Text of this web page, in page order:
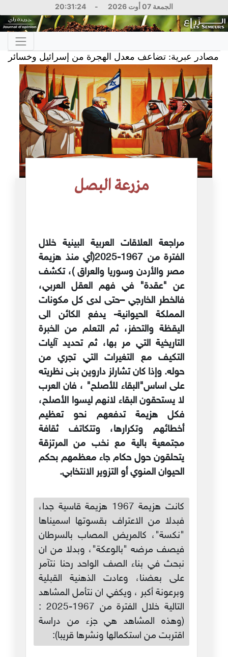
الجمعة 07 أوت 2026 -
20:31:25
عبرية: تضاعف معدل الهجرة من إسرائيل وخسائر بمئات
مزرعة البصل
مراجعة العلاقات العربية البينية خلال
الفترة من 1967-2025(أي منذ هزيمة
مصر والأردن وسوريا والعراق )، تكشف
عن "عقدة" في فهم العقل العربي،
فالخطر الخارجي –حتى لدى كل مكونات
المملكة الحيوانية- يدفع الكائن الى
اليقظة والتحفز، ثم التعلم من الخبرة
التاريخية التي مر بها، ثم تحديد آليات
التكيف مع التغيرات التي تجري من
حوله. وإذا كان تشارلز داروين بنى نظريته
على اساس"البقاء للأصلح" ، فان العرب
لا يستحقون البقاء لانهم ليسوا الأصلح،
فكل هزيمة تدفعهم نحو تعظيم
أخطائهم وتكرارها، وتتكاتف ثقافة
مجتمعية بالية مع نخب من المرتزقة
يتحلقون حول حكام جاء معظمهم بحكم
الحيوان المنوي أو التزوير الانتخابي.
كانت هزيمة 1967 هزيمة قاسية جدا،
فبدلا من الاعتراف بقسوتها اسميناها
"نكسة"، كالمريض المصاب بالسرطان
فيصف مرضه "بالوعكة"، وبدلا من ان
نبحث في بناء الصف الواحد رحنا نتآمر
على بعضنا، وعادت الذهنية القبلية
وبرعونة أكبر ، ويكفي ان نتأمل المشاهد
التالية خلال الفترة من 1967-2025 :
(وهذه المشاهد هي جزء من دراسة
اقتربت من استكمالها ونشرها قريبا):